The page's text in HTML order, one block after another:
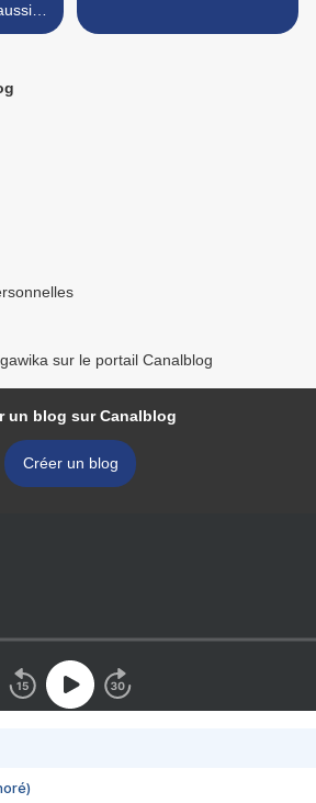
sur le portail Canalblog
un blog sur Canalblog
Créer un blog